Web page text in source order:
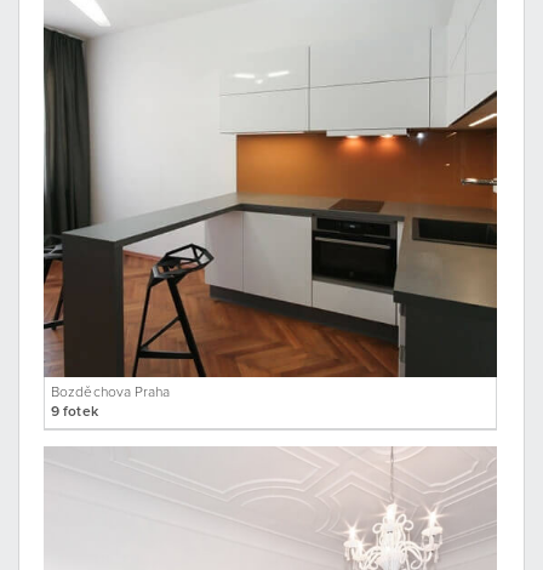
Bozděchova Praha
9 fotek